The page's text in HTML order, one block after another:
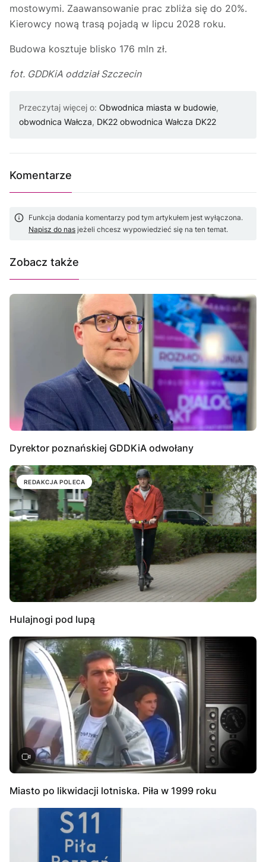
mostowymi. Zaawansowanie prac zbliża się do 20%.
Kierowcy nową trasą pojadą w lipcu 2028 roku.
Budowa kosztuje blisko 176 mln zł.
fot. GDDKiA oddział Szczecin
Przeczytaj więcej o: Obwodnica miasta w budowie,
obwodnica Wałcza, DK22 obwodnica Wałcza DK22
Komentarze
Funkcja dodania komentarzy pod tym artykułem jest wyłączona.
Napisz do nas jeżeli chcesz wypowiedzieć się na ten temat.
Zobacz także
Dyrektor poznańskiej GDDKiA odwołany
REDAKCJA POLECA
Hulajnogi pod lupą
Miasto po likwidacji lotniska. Piła w 1999 roku